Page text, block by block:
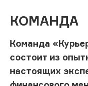
КОМАНДА
Команда
состоит из
настоящих